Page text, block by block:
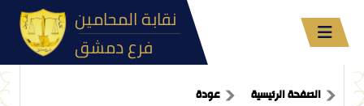
فرع دمشق
الصفحة الرئيسية عودة